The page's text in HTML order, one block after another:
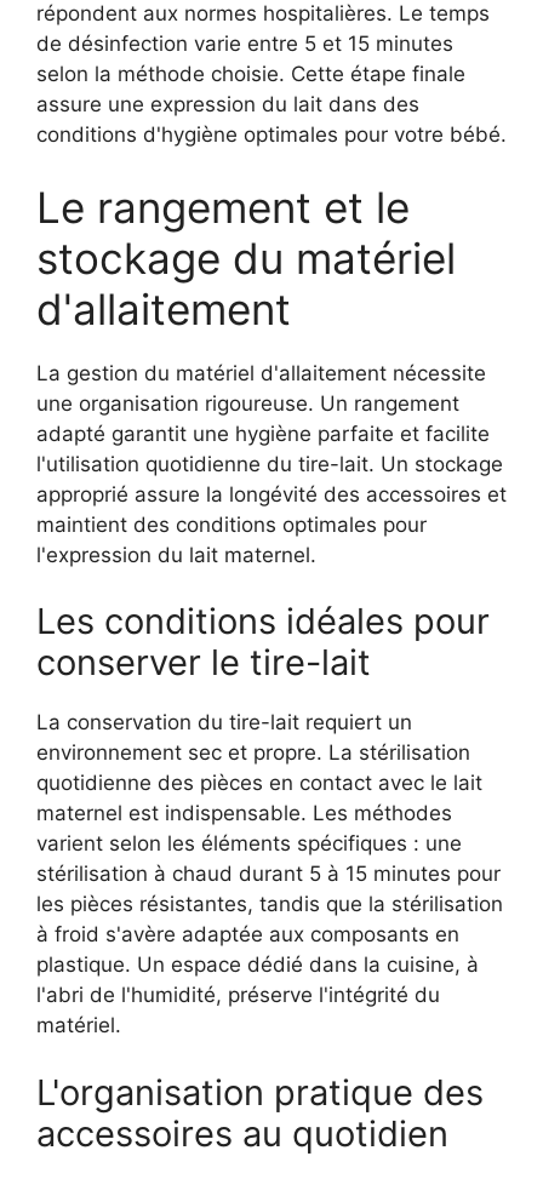
répondent aux normes hospitalières. Le temps
de désinfection varie entre 5 et 15 minutes
selon la méthode choisie. Cette étape finale
assure une expression du lait dans des
conditions d'hygiène optimales pour votre bébé.
Le rangement et le
stockage du matériel
d'allaitement
La gestion du matériel d'allaitement nécessite
une organisation rigoureuse. Un rangement
adapté garantit une hygiène parfaite et facilite
l'utilisation quotidienne du tire-lait. Un stockage
approprié assure la longévité des accessoires et
maintient des conditions optimales pour
l'expression du lait maternel.
Les conditions idéales pour
conserver le tire-lait
La conservation du tire-lait requiert un
environnement sec et propre. La stérilisation
quotidienne des pièces en contact avec le lait
maternel est indispensable. Les méthodes
varient selon les éléments spécifiques : une
stérilisation à chaud durant 5 à 15 minutes pour
les pièces résistantes, tandis que la stérilisation
à froid s'avère adaptée aux composants en
plastique. Un espace dédié dans la cuisine, à
l'abri de l'humidité, préserve l'intégrité du
matériel.
L'organisation pratique des
accessoires au quotidien